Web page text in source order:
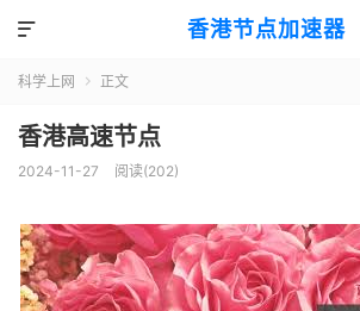
香港节点加速器

科学上网  正文
香港高速节点
2024-11-27 阅读(202)